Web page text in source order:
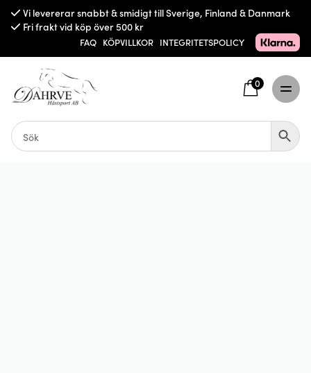
Vi levererar snabbt & smidigt till Sverige, Finland & Danmark
Fri frakt vid köp över 500 kr
FAQ KÖPVILLKOR INTEGRITETSPOLICY
0